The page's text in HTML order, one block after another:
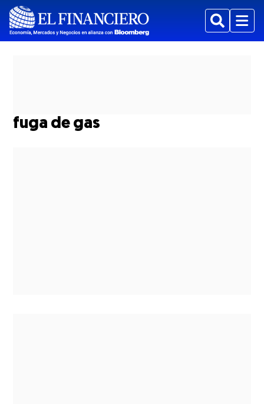
BuscarMenu
fuga de gas